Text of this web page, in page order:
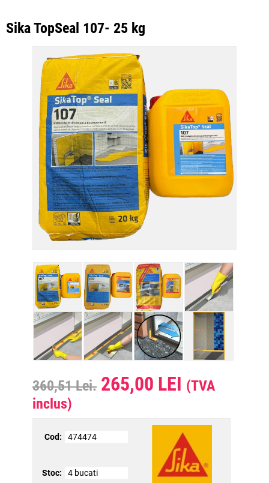
Sika TopSeal 107- 25 kg
360,51 Lei. 265,00 LEI (TVA
inclus)
Cod: 474474
Stoc: 4 bucati